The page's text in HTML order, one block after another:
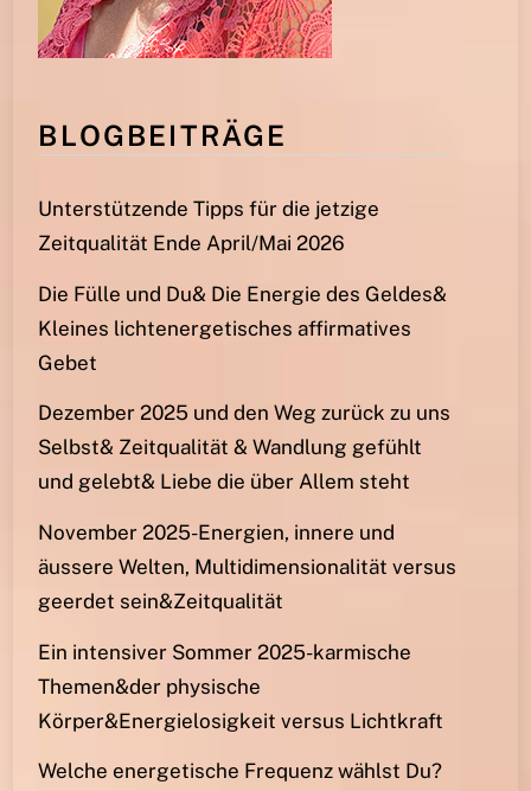
BLOGBEITRÄGE
Unterstützende Tipps für die jetzige
Zeitqualität Ende April/Mai 2026
Die Fülle und Du& Die Energie des Geldes&
Kleines lichtenergetisches affirmatives
Gebet
Dezember 2025 und den Weg zurück zu uns
Selbst& Zeitqualität & Wandlung gefühlt
und gelebt& Liebe die über Allem steht
November 2025-Energien, innere und
äussere Welten, Multidimensionalität versus
geerdet sein&Zeitqualität
Ein intensiver Sommer 2025-karmische
Themen&der physische
Körper&Energielosigkeit versus Lichtkraft
Welche energetische Frequenz wählst Du?